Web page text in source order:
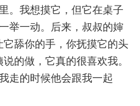
。我想摸它，但它在桌子
举一动。后来，叔叔的婶
舔你的手，你抚摸它的头
的做，它真的很喜欢我。
走的时候他会跟我一起